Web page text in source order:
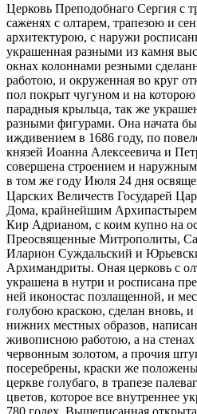
Церковь Преподобнаго Сергия с
саженях с олтарем, трапезою и
архитектурою, с наружи
украшенная разными из камня
окнах колоннами резными
работою, и окруженная во круг
пол покрыт чугуном и на которою
парадныя крыльца, так же
разными фигурами. Она начата
иждивением в 1686 году, по
князей Иоанна Алексеевича и
совершена строением и
в том же году Июля 24 дня
Царских Величеств Государей
Дома, крайнейшим
Кир Адрианом, с коим купно на
Преосвященные Митрополиты,
Иларион Суждальский и
Архимандриты. Оная церковь с
украшена в нутри и росписана
ней иконостас позлащенной, и
голубою краскою, сделан вновь,
нижних местных образов,
живописною работою, а на
червонным золотом, а прочия
посеребрены, краски же
церкве голубаго, в трапезе
цветов, которое все внутреннее
780 годех. Вышеписанная